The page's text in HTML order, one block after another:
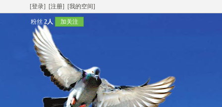
[登录] [注册] [我的空间]
粉丝 2人 加关注